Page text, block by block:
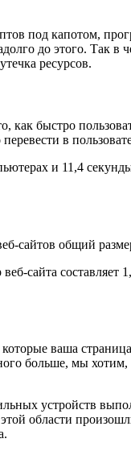
под капотом,
до этого. Так в
ресурсов.
как быстро
в
и 11,4
сайтов общий
веб-сайта
ваша
больше, мы
устройств
области